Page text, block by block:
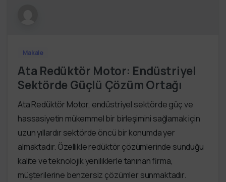
Makale
Ata Redüktör Motor: Endüstriyel
Sektörde Güçlü Çözüm Ortağı
Ata Redüktör Motor, endüstriyel sektörde güç ve
hassasiyetin mükemmel bir birleşimini sağlamak için
uzun yıllardır sektörde öncü bir konumda yer
almaktadır. Özellikle redüktör çözümlerinde sunduğu
kalite ve teknolojik yeniliklerle tanınan firma,
müşterilerine benzersiz çözümler sunmaktadır.